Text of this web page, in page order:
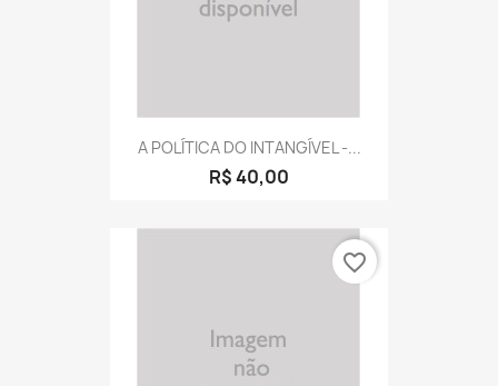
A POLÍTICA DO INTANGÍVEL -...
R$ 40,00
favorite_border